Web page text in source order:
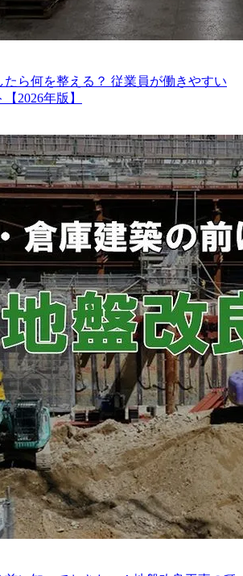
ら何を整える？ 従業員が働きやすい
2026年版】